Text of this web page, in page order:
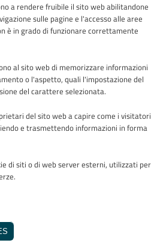
a rendere fruibile il sito web abilitandone
sulle pagine e l'accesso alle aree
è in grado di funzionare correttamente
al sito web di memorizzare informazioni
o l'aspetto, quali l'impostazione del
del carattere selezionata.
del sito web a capire come i visitatori
e trasmettendo informazioni in forma
di siti o di web server esterni, utilizzati per
YouTubeLinkedInInstagram
2023 - ASST Papa
OMS 1 24127
diritti riservati